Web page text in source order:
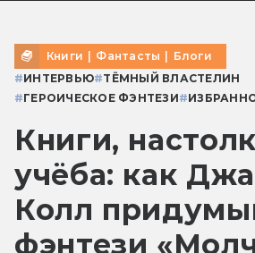
Книги | Фантасты | Блоги
#ИНТЕРВЬЮ#ТЁМНЫЙ ВЛАСТЕЛИН
#ГЕРОИЧЕСКОЕ ФЭНТЕЗИ#
Книги,
учёба: как
Колл
фэнтези